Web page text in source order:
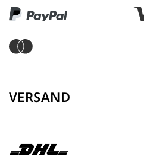
VERSAND